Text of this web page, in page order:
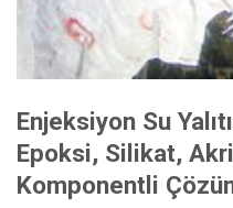
Enjeksiyon Su
Epoksi, Silikat,
Komponentli